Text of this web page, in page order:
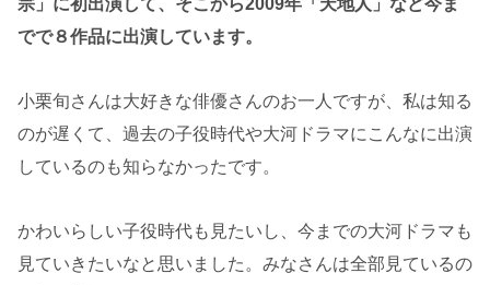
宗」に初出演して、そこから2009年「天地人」など今ま
でで８作品に出演しています。
小栗旬さんは大好きな俳優さんのお一人ですが、私は知る
のが遅くて、過去の子役時代や大河ドラマにこんなに出演
しているのも知らなかったです。
かわいらしい子役時代も見たいし、今までの大河ドラマも
見ていきたいなと思いました。みなさんは全部見ているの